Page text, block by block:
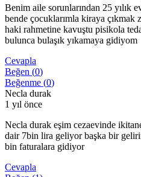
Benim aile sorunlarından 25 yılık
bende çocuklarımla kiraya çıkmak
haki rahmetine kavuştu pisikola
bulunca bulaşık yıkamaya gidiyom
Cevapla
Beğen (0)
Beğenme (0)
Necla durak
1 yıl önce
Necla durak eşim cezaevinde
dair 7bin lira geliyor başka bir
bin faturalara gidiyor
Cevapla